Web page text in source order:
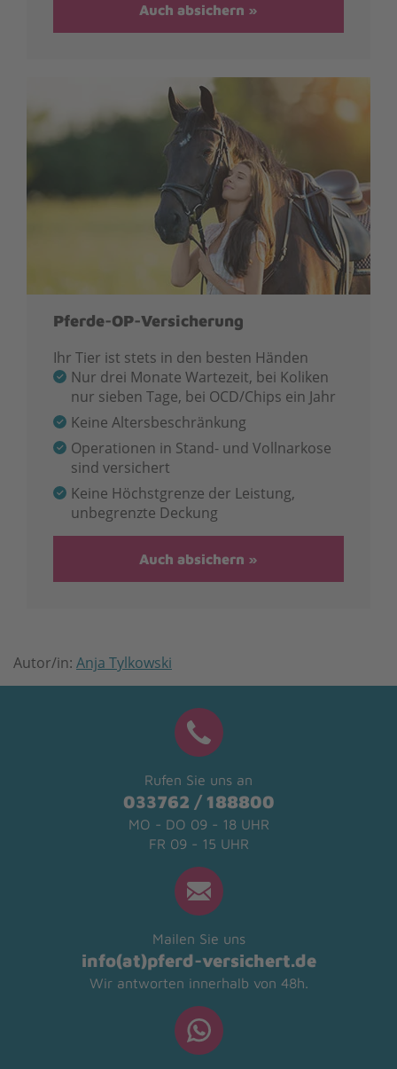
Auch absichern
Pferde-OP-Versicherung
Ihr Tier ist stets in den besten Händen
Nur drei Monate Wartezeit, bei Koliken
nur sieben Tage, bei OCD/Chips ein Jahr
Keine Altersbeschränkung
Operationen in Stand- und Vollnarkose
sind versichert
Keine Höchstgrenze der Leistung,
unbegrenzte Deckung
Auch absichern
Autor/in: Anja Tylkowski
Rufen Sie uns an
033762 / 188800
MO - DO 09 - 18 UHR
FR 09 - 15 UHR
Mailen Sie uns
info(at)pferd-versichert.de
Wir antworten innerhalb von 48h.